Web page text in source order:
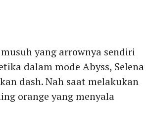
yang arrownya sendiri
dalam mode Abyss, Selena
dash. Nah saat melakukan
orange yang menyala